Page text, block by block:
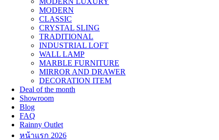
MODERN
CLASSIC
CRYSTAL SLING
TRADITIONAL
INDUSTRIAL LOFT
WALL LAMP
MARBLE FURNITURE
MIRROR AND DRAWER
DECORATION ITEM
Deal of the month
Showroom
Blog
FAQ
Rainny Outlet
หน้าแรก 2026